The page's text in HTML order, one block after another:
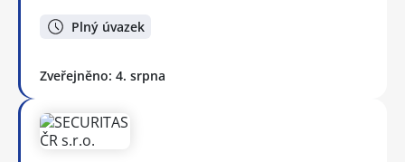
Plný úvazek
Zveřejněno: 4. srpna